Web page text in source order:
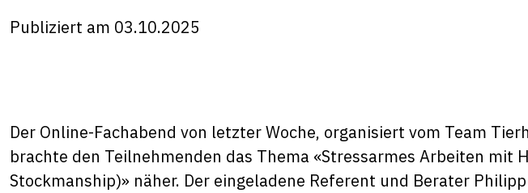
Publiziert am 03.10.2025
Der Online-Fachabend von letzter Woche, organisiert vom Team
brachte den Teilnehmenden das Thema «Stressarmes Arbeiten mit
Stockmanship)» näher. Der eingeladene Referent und Berater